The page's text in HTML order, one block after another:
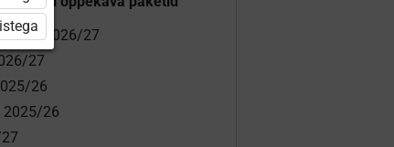
2026/27
27
26
2025/26